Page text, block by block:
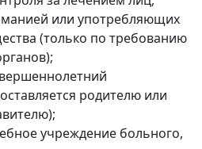
или употребляющих
(только по требованию
родителю или
учреждение больного,